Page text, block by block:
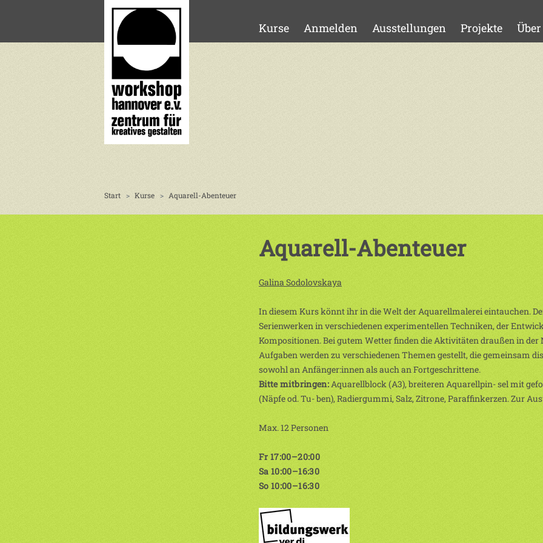
Kurse Anmelden Ausstellungen Projekte
Start Kurse Aquarell-Abenteuer
Aquarell-Abenteuer
Galina Sodolovskaya
In diesem Kurs könnt ihr in die Welt der Aquarellmalerei eintauchen.
Serienwerken in verschiedenen experimentellen Techniken, der
Kompositionen. Bei gutem Wetter finden die Aktivitäten draußen in der
Aufgaben werden zu verschiedenen Themen gestellt, die gemeinsam
sowohl an Anfänger:innen als auch an Fortgeschrittene.
Bitte mitbringen:Aquarellblock (A3), breiteren Aquarellpin- sel mit
(Näpfe od. Tu- ben), Radiergummi, Salz, Zitrone, Paraffinkerzen. Zur
Max. 12 Personen
Fr 17:00–20:00
Sa 10:00–16:30
So 10:00–16:30